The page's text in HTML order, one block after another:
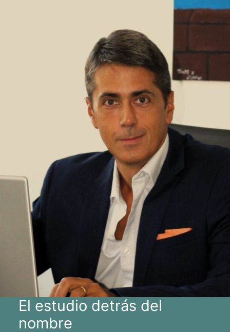
El estudio detrás del
nombre